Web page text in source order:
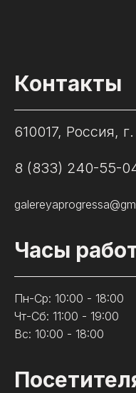
Контакты
610017, Россия,
8 (833) 240-55-
Часы
Пн-Ср: 10:00 - 18:00
Чт-Сб: 11:00 - 19:00
Вс: 10:00 - 18:00